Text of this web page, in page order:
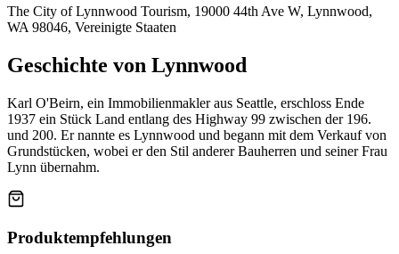
The City of Lynnwood Tourism, 19000 44th Ave W, Lynnwood,
WA 98046, Vereinigte Staaten
Geschichte von Lynnwood
Karl O'Beirn, ein Immobilienmakler aus Seattle, erschloss Ende
1937 ein Stück Land entlang des Highway 99 zwischen der 196.
und 200. Er nannte es Lynnwood und begann mit dem Verkauf von
Grundstücken, wobei er den Stil anderer Bauherren und seiner Frau
Lynn übernahm.
Produktempfehlungen